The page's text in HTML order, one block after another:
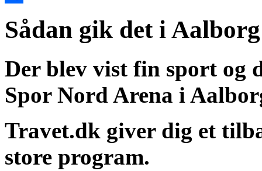
Sådan gik det i Aalborg
Der blev vist fin sport og
Spor Nord Arena i
Travet.dk giver dig et
store program.